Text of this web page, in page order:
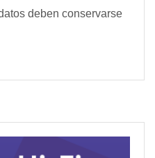
deben conservarse